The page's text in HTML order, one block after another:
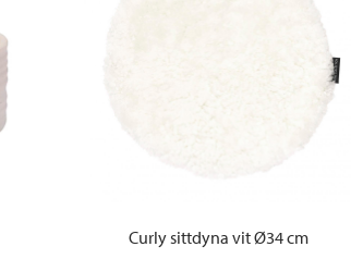
Curly sittdyna vit Ø34 cm